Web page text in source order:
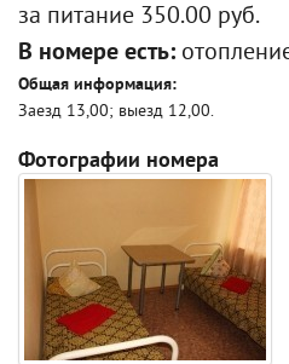
за питание 350.00 руб.
В номере есть:
Общая информация:
Заезд 13,00; выезд 12,00.
Фотографии номера